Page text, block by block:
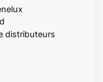
distributeurs